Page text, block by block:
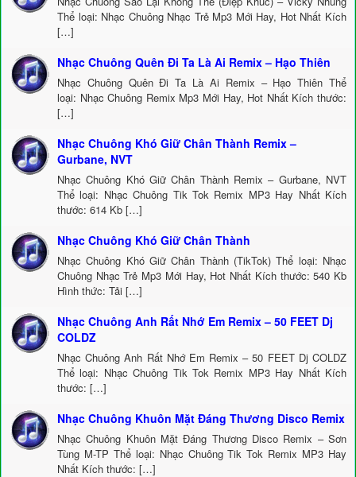
Thể loại: Nhạc Chuông Nhạc Trẻ Mp3 Mới Hay, Hot Nhất Kích
[…]
Nhạc Chuông Quên Đi Ta Là Ai Remix – Hạo Thiên
Nhạc Chuông Quên Đi Ta Là Ai Remix – Hạo Thiên Thể
loại: Nhạc Chuông Remix Mp3 Mới Hay, Hot Nhất Kích thước:
[…]
Nhạc Chuông Khó Giữ Chân Thành Remix –
Gurbane, NVT
Nhạc Chuông Khó Giữ Chân Thành Remix – Gurbane, NVT
Thể loại: Nhạc Chuông Tik Tok Remix MP3 Hay Nhất Kích
thước: 614 Kb […]
Nhạc Chuông Khó Giữ Chân Thành
Nhạc Chuông Khó Giữ Chân Thành (TikTok) Thể loại: Nhạc
Chuông Nhạc Trẻ Mp3 Mới Hay, Hot Nhất Kích thước: 540 Kb
Hình thức: Tải […]
Nhạc Chuông Anh Rất Nhớ Em Remix – 50 FEET Dj
COLDZ
Nhạc Chuông Anh Rất Nhớ Em Remix – 50 FEET Dj COLDZ
Thể loại: Nhạc Chuông Tik Tok Remix MP3 Hay Nhất Kích
thước: […]
Nhạc Chuông Khuôn Mặt Đáng Thương Disco Remix
Nhạc Chuông Khuôn Mặt Đáng Thương Disco Remix – Sơn
Tùng M-TP Thể loại: Nhạc Chuông Tik Tok Remix MP3 Hay
Nhất Kích thước: […]